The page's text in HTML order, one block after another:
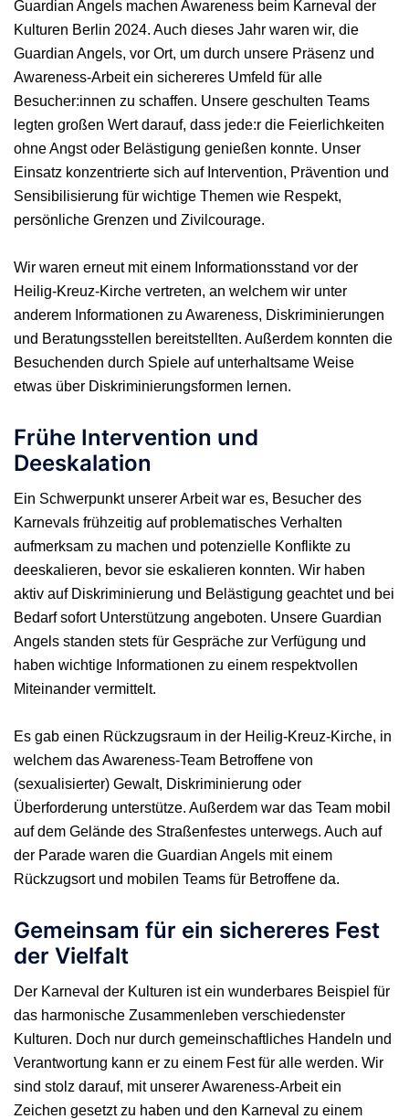
Guardian Angels machen Awareness beim Karneval der
Kulturen Berlin 2024. Auch dieses Jahr waren wir, die
Guardian Angels, vor Ort, um durch unsere Präsenz und
Awareness-Arbeit ein sichereres Umfeld für alle
Besucher:innen zu schaffen. Unsere geschulten Teams
legten großen Wert darauf, dass jede:r die Feierlichkeiten
ohne Angst oder Belästigung genießen konnte. Unser
Einsatz konzentrierte sich auf Intervention, Prävention und
Sensibilisierung für wichtige Themen wie Respekt,
persönliche Grenzen und Zivilcourage.
Wir waren erneut mit einem Informationsstand vor der
Heilig-Kreuz-Kirche vertreten, an welchem wir unter
anderem Informationen zu Awareness, Diskriminierungen
und Beratungsstellen bereitstellten. Außerdem konnten die
Besuchenden durch Spiele auf unterhaltsame Weise
etwas über Diskriminierungsformen lernen.
Frühe Intervention und
Deeskalation
Ein Schwerpunkt unserer Arbeit war es, Besucher des
Karnevals frühzeitig auf problematisches Verhalten
aufmerksam zu machen und potenzielle Konflikte zu
deeskalieren, bevor sie eskalieren konnten. Wir haben
aktiv auf Diskriminierung und Belästigung geachtet und bei
Bedarf sofort Unterstützung angeboten. Unsere Guardian
Angels standen stets für Gespräche zur Verfügung und
haben wichtige Informationen zu einem respektvollen
Miteinander vermittelt.
Es gab einen Rückzugsraum in der Heilig-Kreuz-Kirche, in
welchem das Awareness-Team Betroffene von
(sexualisierter) Gewalt, Diskriminierung oder
Überforderung unterstütze. Außerdem war das Team mobil
auf dem Gelände des Straßenfestes unterwegs. Auch auf
der Parade waren die Guardian Angels mit einem
Rückzugsort und mobilen Teams für Betroffene da.
Gemeinsam für ein sichereres Fest
der Vielfalt
Der Karneval der Kulturen ist ein wunderbares Beispiel für
das harmonische Zusammenleben verschiedenster
Kulturen. Doch nur durch gemeinschaftliches Handeln und
Verantwortung kann er zu einem Fest für alle werden. Wir
sind stolz darauf, mit unserer Awareness-Arbeit ein
Zeichen gesetzt zu haben und den Karneval zu einem